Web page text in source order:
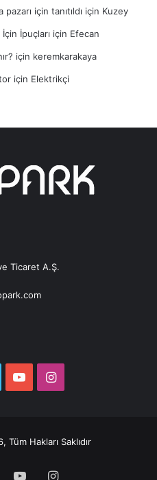
için tanıtıldı için Kuzey
İçin İpuçları için Efecan
için keremkarakaya
için Elektrikçi
Ticaret A.Ş.
Twitter YouTubeInstagram
Hakları Saklıdır
Twitter YouTubeInstagram